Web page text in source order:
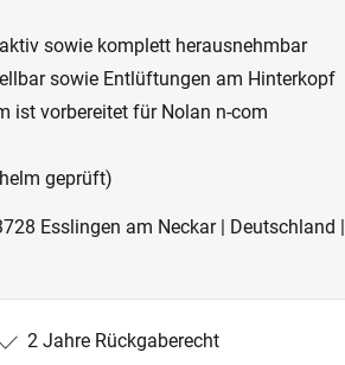
sowie komplett herausnehmbar
sowie Entlüftungen am Hinterkopf
ist vorbereitet für Nolan n-com
geprüft)
Esslingen am Neckar | Deutschland |
2 Jahre Rückgaberecht